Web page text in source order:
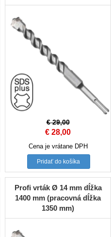
€29,00
Original
price
was:
€ 29,00.
€ 28,00Current
price
is:
€ 28,00.
Cena je vrátane DPH
Pridať do košíka
Profi vrták Ø 14 mm dĺžka
1400 mm (pracovná dĺžka
1350 mm)